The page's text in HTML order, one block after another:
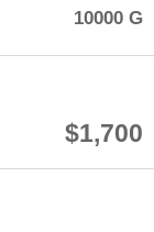
10000 G
$1,700